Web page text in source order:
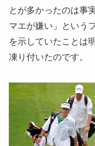
とが多かったのは事
マエが嫌い」という
を示していたことは
凍り付いたのです。